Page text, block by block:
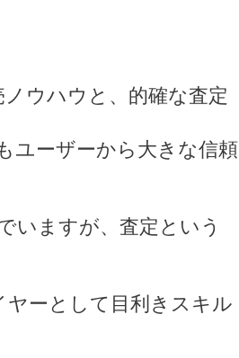
ウハウと、的確な査定
ユーザーから大きな信頼
いますが、査定という
ーとして目利きスキル